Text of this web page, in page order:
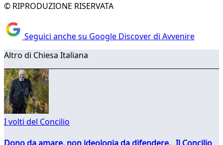
© RIPRODUZIONE RISERVATA
Seguici anche su Google Discover di Avvenire
Altro di Chiesa Italiana
I volti del Concilio